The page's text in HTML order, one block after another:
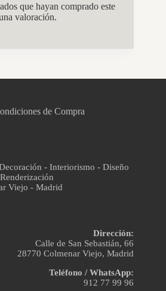
que hayan comprado este
valoración.
de Compra
- Interiorismo - Diseño
Viejo - Madrid
Dirección:
Calle de San Sebastián, 66
28770 Colmenar Viejo, Madrid
Teléfono / WhatsApp:
912 77 99 96
· En línea